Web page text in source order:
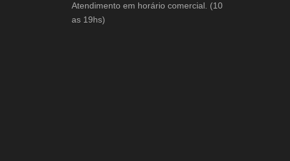
Atendimento em horário comercial. (10
as 19hs)